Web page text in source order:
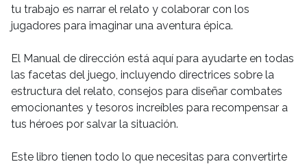
tu trabajo es narrar el relato y colaborar con los
jugadores para imaginar una aventura épica.
El Manual de dirección está aquí para ayudarte en todas
las facetas del juego, incluyendo directrices sobre la
estructura del relato, consejos para diseñar combates
emocionantes y tesoros increíbles para recompensar a
tus héroes por salvar la situación.
Este libro tienen todo lo que necesitas para convertirte